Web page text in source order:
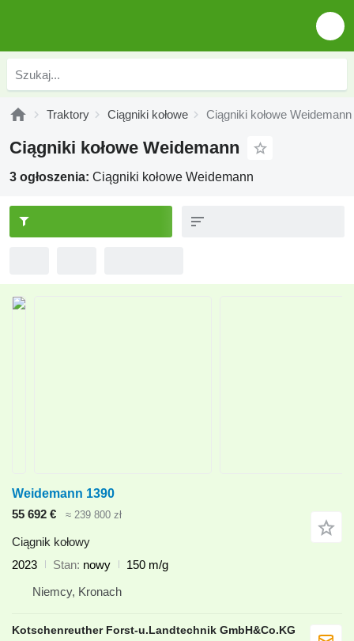
Traktory Ciągniki kołowe Ciągniki kołowe Weidemann
Ciągniki kołowe Weidemann
3 ogłoszenia: Ciągniki kołowe Weidemann
Weidemann 1390
55 692 €
≈ 239 800 zł
Ciągnik kołowy
2023
Stan nowy
150 m/g
Niemcy, Kronach
Kotschenreuther Forst-u.Landtechnik GmbH&Co.KG